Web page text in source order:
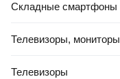
Складные смартфоны
Телевизоры, мониторы
Телевизоры